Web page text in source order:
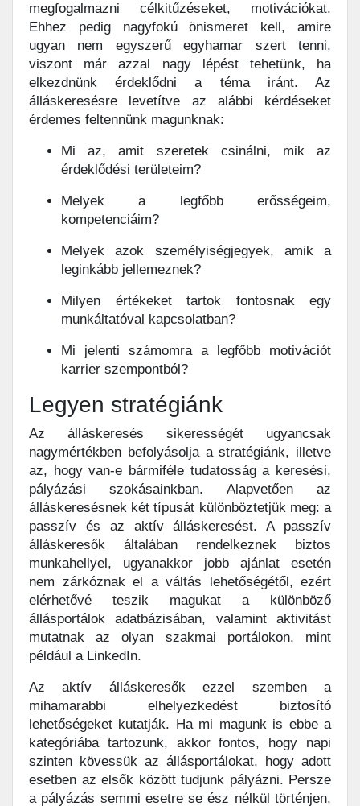
megfogalmazni célkitűzéseket, motivációkat.
Ehhez pedig nagyfokú önismeret kell, amire
ugyan nem egyszerű egyhamar szert tenni,
viszont már azzal nagy lépést tehetünk, ha
elkezdnünk érdeklődni a téma iránt. Az
álláskeresésre levetítve az alábbi kérdéseket
érdemes feltennünk magunknak:
Mi az, amit szeretek csinálni, mik az
érdeklődési területeim?
Melyek a legfőbb erősségeim,
kompetenciáim?
Melyek azok személyiségjegyek, amik a
leginkább jellemeznek?
Milyen értékeket tartok fontosnak egy
munkáltatóval kapcsolatban?
Mi jelenti számomra a legfőbb motivációt
karrier szempontból?
Legyen stratégiánk
Az álláskeresés sikerességét ugyancsak
nagymértékben befolyásolja a stratégiánk, illetve
az, hogy van-e bármiféle tudatosság a keresési,
pályázási szokásainkban. Alapvetően az
álláskeresésnek két típusát különböztetjük meg: a
passzív és az aktív álláskeresést. A passzív
álláskeresők általában rendelkeznek biztos
munkahellyel, ugyanakkor jobb ajánlat esetén
nem zárkóznak el a váltás lehetőségétől, ezért
elérhetővé teszik magukat a különböző
állásportálok adatbázisában, valamint aktivitást
mutatnak az olyan szakmai portálokon, mint
például a LinkedIn.
Az aktív álláskeresők ezzel szemben a
mihamarabbi elhelyezkedést biztosító
lehetőségeket kutatják. Ha mi magunk is ebbe a
kategóriába tartozunk, akkor fontos, hogy napi
szinten kövessük az állásportálokat, hogy adott
esetben az elsők között tudjunk pályázni. Persze
a pályázás semmi esetre se ész nélkül történjen,